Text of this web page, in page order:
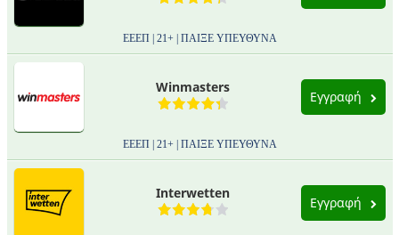
ΕΕΕΠ | 21+ | ΠΑΙΞΕ ΥΠΕΥΘΥΝΑ
Winmasters
Εγγραφή
ΕΕΕΠ | 21+ | ΠΑΙΞΕ ΥΠΕΥΘΥΝΑ
Interwetten
Εγγραφή